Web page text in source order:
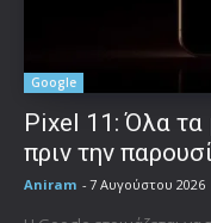
Google
Pixel 11: Όλα τα
πριν την
Aniram - 7 Αυγούστου 2026